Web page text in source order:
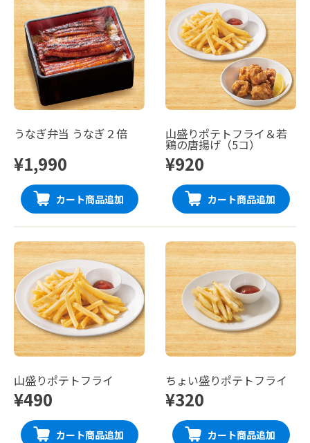
うなぎ弁当 うなぎ２倍
¥1,990
カート商品追加
山盛りポテトフライ＆若
鶏の唐揚げ（5コ）
¥920
カート商品追加
山盛りポテトフライ
¥490
カート商品追加
ちょい盛りポテトフライ
¥320
カート商品追加